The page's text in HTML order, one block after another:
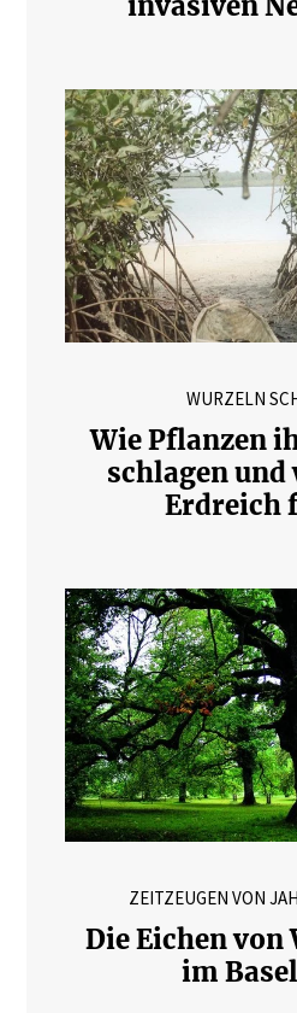
WURZELN
Wie Pflanzen
schlagen und
Erdreich
ZEITZEUGEN VON
Die Eichen
im